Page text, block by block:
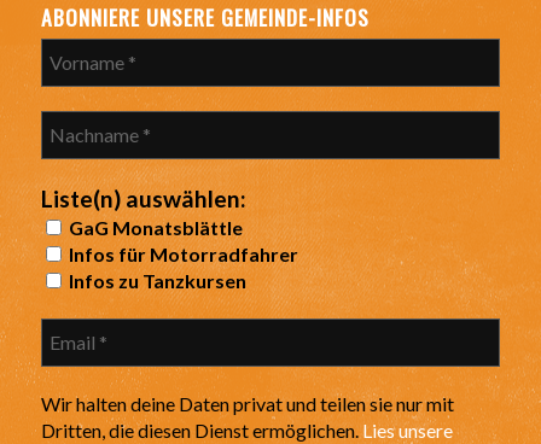
ABONNIERE UNSERE GEMEINDE-INFOS
Liste(n) auswählen:
GaG Monatsblättle
Infos für Motorradfahrer
Infos zu Tanzkursen
Wir halten deine Daten privat und teilen sie nur mit
Dritten, die diesen Dienst ermöglichen. Lies unsere